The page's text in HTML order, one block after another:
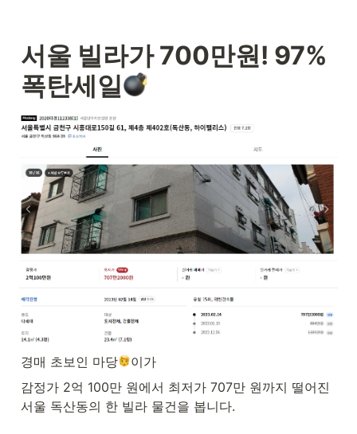
서울 빌라가 700만원! 97%
폭탄세일
경매 초보인 마당
이가
감정가 2억 100만 원에서 최저가 707만 원까지 떨어진
서울 독산동의 한 빌라 물건을 봅니다.